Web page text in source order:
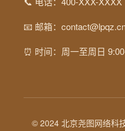
📧 邮箱：
⏰ 时间：周一至周日
© 2024 北京尧图网络科